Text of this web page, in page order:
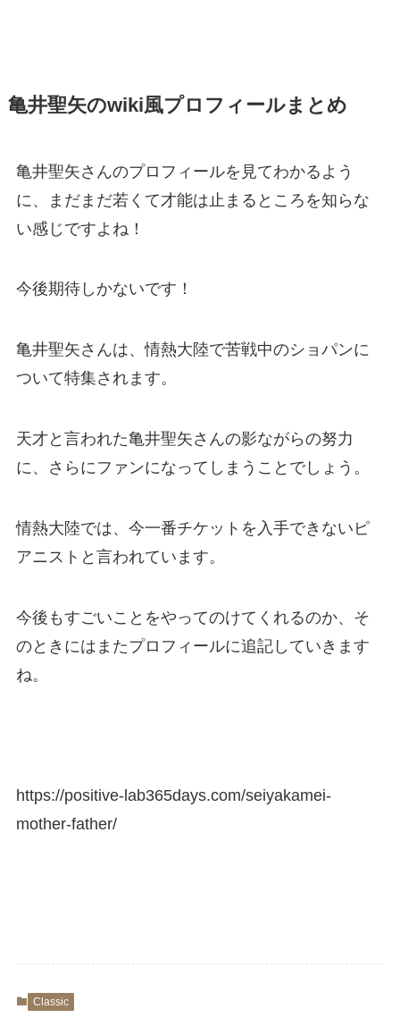
亀井聖矢のwiki風プロフィールまとめ
亀井聖矢さんのプロフィールを見てわかるよう
に、まだまだ若くて才能は止まるところを知らな
い感じですよね！
今後期待しかないです！
亀井聖矢さんは、情熱大陸で苦戦中のショパンに
ついて特集されます。
天才と言われた亀井聖矢さんの影ながらの努力
に、さらにファンになってしまうことでしょう。
情熱大陸では、今一番チケットを入手できないピ
アニストと言われています。
今後もすごいことをやってのけてくれるのか、そ
のときにはまたプロフィールに追記していきます
ね。
https://positive-lab365days.com/seiyakamei-
mother-father/
Classic